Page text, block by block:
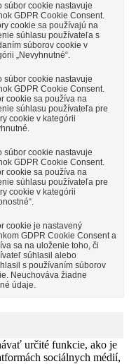
súbor cookie nastavuje
GDPR Cookie Consent.
cookie sa používajú na
súhlasu používateľa s
súborov cookie v
„Nevyhnutné“.
súbor cookie nastavuje
GDPR Cookie Consent.
cookie sa používa na
súhlasu používateľa pre
cookie v kategórii
súbor cookie nastavuje
GDPR Cookie Consent.
cookie sa používa na
súhlasu používateľa pre
cookie v kategórii
cookie je nastavený
GDPR Cookie Consent a
sa na uloženie toho, či
súhlasil alebo
s používaním súborov
Neuchováva žiadne
údaje.
určité funkcie, ako je
sociálnych médií,